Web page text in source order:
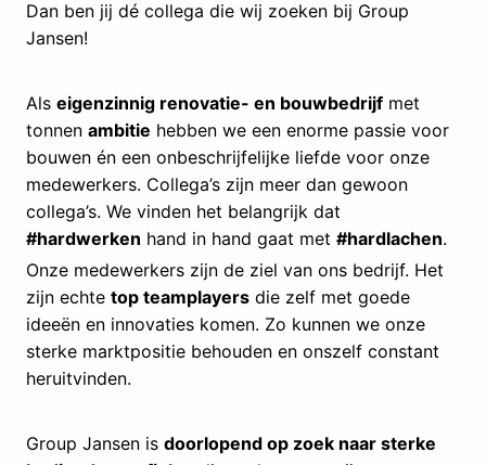
Dan ben jij dé collega die wij zoeken bij Group
Jansen!
Als eigenzinnig renovatie- en bouwbedrijf met
tonnen ambitie hebben we een enorme passie voor
bouwen én een onbeschrijfelijke liefde voor onze
medewerkers. Collega’s zijn meer dan gewoon
collega’s. We vinden het belangrijk dat
#hardwerken hand in hand gaat met #hardlachen.
Onze medewerkers zijn de ziel van ons bedrijf. Het
zijn echte top teamplayers die zelf met goede
ideeën en innovaties komen. Zo kunnen we onze
sterke marktpositie behouden en onszelf constant
heruitvinden.
Group Jansen is doorlopend op zoek naar sterke